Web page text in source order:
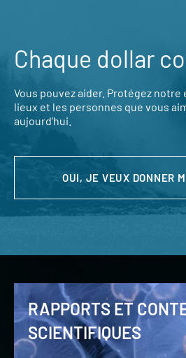
Chaque dollar
Vous pouvez aider. Protégez
lieux et les personnes que vous
aujourd’hui.
OUI, JE VEUX DONNER
RAPPORTS ET
SCIENTIFIQUES